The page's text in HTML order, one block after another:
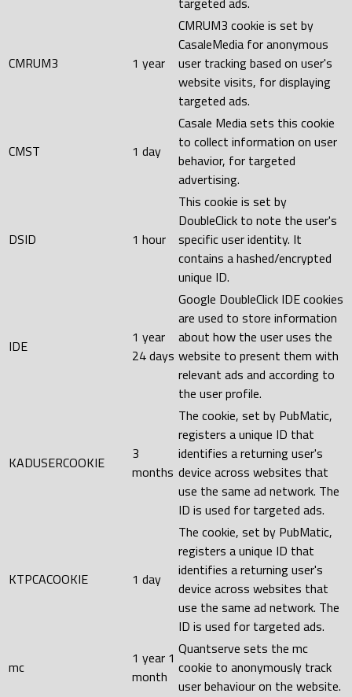
CMRUM3 1 year
CMRUM3 cookie is set by
CasaleMedia for anonymous
user tracking based on user's
website visits, for displaying
targeted ads.
CMST 1 day
Casale Media sets this cookie
to collect information on user
behavior, for targeted
advertising.
DSID 1 hour
This cookie is set by
DoubleClick to note the user's
specific user identity. It
contains a hashed/encrypted
unique ID.
IDE
1 year
24 days
Google DoubleClick IDE cookies
are used to store information
about how the user uses the
website to present them with
relevant ads and according to
the user profile.
KADUSERCOOKIE
3
months
The cookie, set by PubMatic,
registers a unique ID that
identifies a returning user's
device across websites that
use the same ad network. The
ID is used for targeted ads.
KTPCACOOKIE 1 day
The cookie, set by PubMatic,
registers a unique ID that
identifies a returning user's
device across websites that
use the same ad network. The
ID is used for targeted ads.
mc
1 year 1
month
Quantserve sets the mc
cookie to anonymously track
user behaviour on the website.